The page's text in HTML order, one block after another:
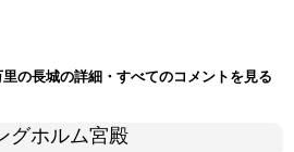
里の長城の詳細・すべてのコメントを見る
グホルム宮殿